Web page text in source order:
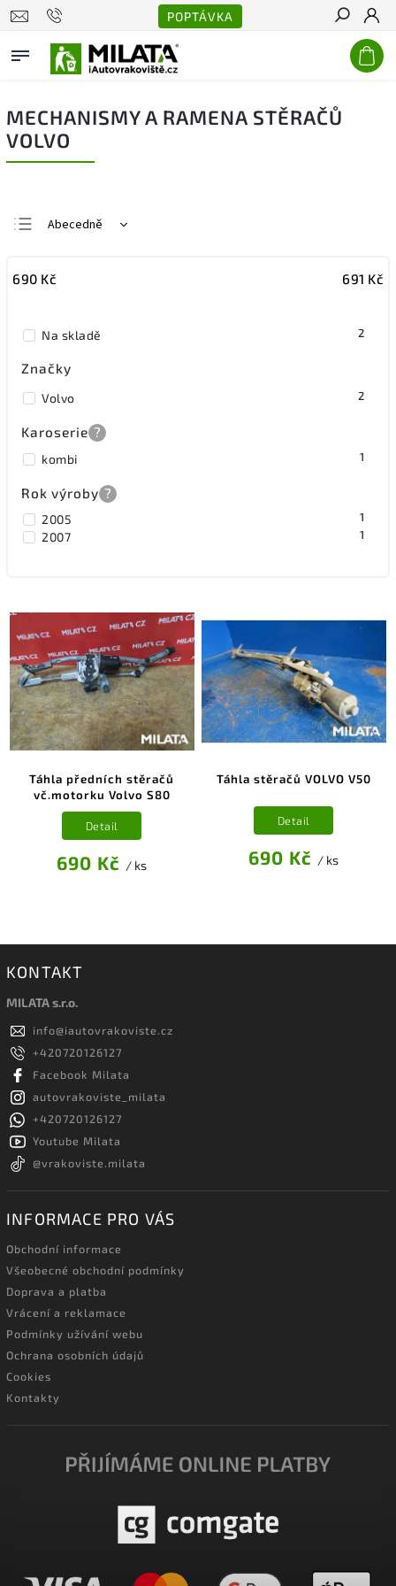
POPTÁVKA
Hledat
MECHANISMY A RAMENA STĚRAČŮ
VOLVO
Abecedně
Nejdražší
690 Kč 691 Kč
Na skladě 2
Značky
Volvo 2
Karoserie ?
kombi 1
Rok výroby ?
2005 1
2007 1
Táhla předních stěračů
vč.motorku Volvo S80
690 Kč / ks
Detail
Táhla stěračů VOLVO V50
690 Kč / ks
Detail
KONTAKT
MILATA s.r.o.
info@iautovrakoviste.cz
+420720126127
Facebook Milata
autovrakoviste_milata
+420720126127
Youtube Milata
@vrakoviste.milata
INFORMACE PRO VÁS
Obchodní informace
Všeobecné obchodní podmínky
Doprava a platba
Vrácení a reklamace
Podmínky užívání webu
Ochrana osobních údajů
Cookies
Kontakty